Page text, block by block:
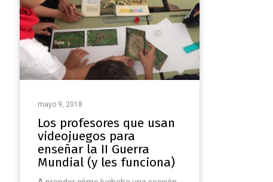
mayo 9, 2018
Los profesores que usan
videojuegos para
enseñar la II Guerra
Mundial (y les funciona)